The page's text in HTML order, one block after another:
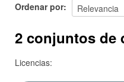
Acerca de
Ordenar por
2 conjuntos de
Licencias: